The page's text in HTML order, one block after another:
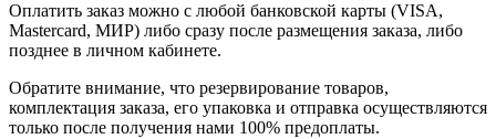
Оплатить заказ можно с любой банковской карты (VISA,
Mastercard, МИР) либо сразу после размещения заказа, либо
позднее в личном кабинете.
Обратите внимание, что резервирование товаров,
комплектация заказа, его упаковка и отправка осуществляются
только после получения нами 100% предоплаты.